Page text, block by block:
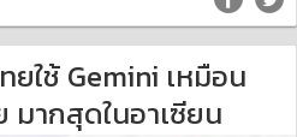
ใช้ Gemini เหมือน
มากสุดในอาเซียน